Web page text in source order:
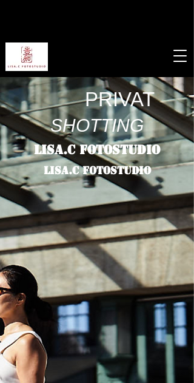
PRIVAT
SHOTTING
LISA.C FOTOSTUDIO
LISA.C FOTOSTUDIO